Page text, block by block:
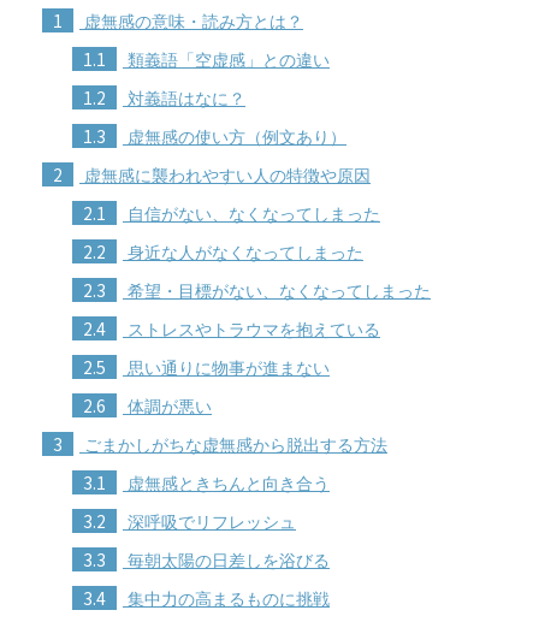
1 虚無感の意味・読み方とは？
1.1 類義語「空虚感」との違い
1.2 対義語はなに？
1.3 虚無感の使い方（例文あり）
2 虚無感に襲われやすい人の特徴や原因
2.1 自信がない、なくなってしまった
2.2 身近な人がなくなってしまった
2.3 希望・目標がない、なくなってしまった
2.4 ストレスやトラウマを抱えている
2.5 思い通りに物事が進まない
2.6 体調が悪い
3 ごまかしがちな虚無感から脱出する方法
3.1 虚無感ときちんと向き合う
3.2 深呼吸でリフレッシュ
3.3 毎朝太陽の日差しを浴びる
3.4 集中力の高まるものに挑戦